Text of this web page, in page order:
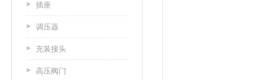
插座
调压器
充装接头
高压阀门